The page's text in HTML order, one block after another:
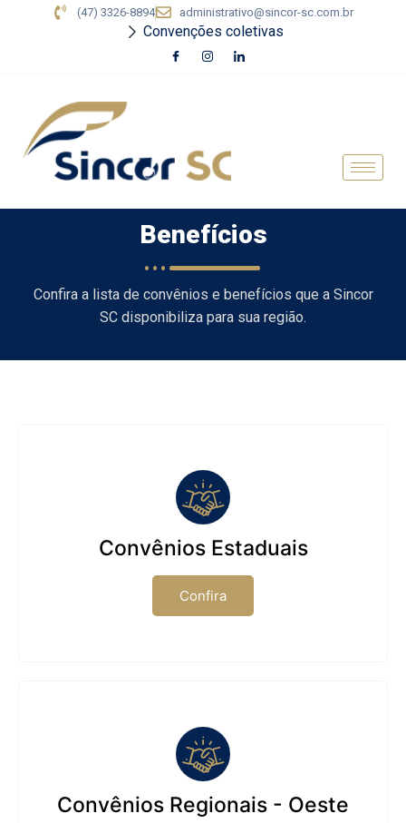
(47) 3326-8894 administrativo@sincor-sc.com.br
Convenções coletivas
Benefícios
Confira a lista de convênios e benefícios que a Sincor
SC disponibiliza para sua região.
Convênios Estaduais
Confira
Convênios Regionais - Oeste